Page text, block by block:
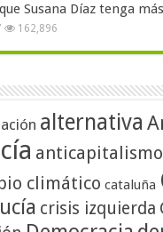
Susana Díaz tenga
162,896
alternativa
anticapitalismo
climático cataluña
crisis izquierda